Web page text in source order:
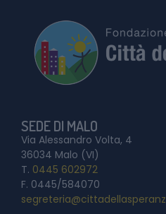
SEDE DI MALO
Via Alessandro Volta, 4
36034 Malo (VI)
T. 0445 602972
F. 0445/584070